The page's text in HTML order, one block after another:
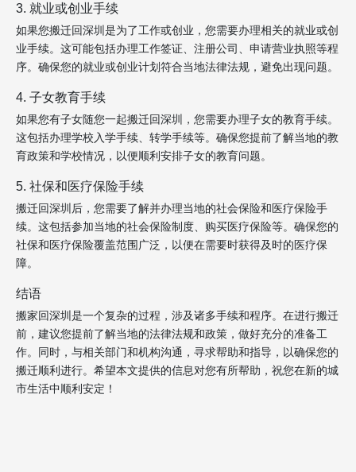
3. 就业或创业手续
如果您搬迁回深圳是为了工作或创业，您需要办理相关的就业或创
业手续。这可能包括办理工作签证、注册公司、申请营业执照等程
序。确保您的就业或创业计划符合当地法律法规，避免出现问题。
4. 子女教育手续
如果您有子女随您一起搬迁回深圳，您需要办理子女的教育手续。
这包括办理学校入学手续、转学手续等。确保您提前了解当地的教
育政策和学校情况，以便顺利安排子女的教育问题。
5. 社保和医疗保险手续
搬迁回深圳后，您需要了解并办理当地的社会保险和医疗保险手
续。这包括参加当地的社会保险制度、购买医疗保险等。确保您的
社保和医疗保险覆盖范围广泛，以便在需要时获得及时的医疗保
障。
结语
搬家回深圳是一个复杂的过程，涉及诸多手续和程序。在进行搬迁
前，建议您提前了解当地的法律法规和政策，做好充分的准备工
作。同时，与相关部门和机构沟通，寻求帮助和指导，以确保您的
搬迁顺利进行。希望本文提供的信息对您有所帮助，祝您在新的城
市生活中顺利安定！